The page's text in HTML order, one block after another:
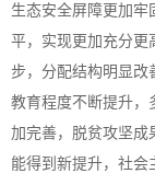
生态安全屏障更加牢
平，实现更加充分更
步，分配结构明显改
教育程度不断提升，
加完善，脱贫攻坚成
能得到新提升，社会